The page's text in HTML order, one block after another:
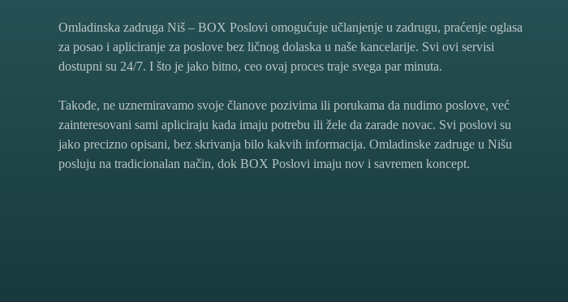
Omladinska zadruga Niš – BOX Poslovi omogućuje učlanjenje u zadrugu, praćenje oglasa
za posao i apliciranje za poslove bez ličnog dolaska u naše kancelarije. Svi ovi servisi
dostupni su 24/7. I što je jako bitno, ceo ovaj proces traje svega par minuta.
Takođe, ne uznemiravamo svoje članove pozivima ili porukama da nudimo poslove, već
zainteresovani sami apliciraju kada imaju potrebu ili žele da zarade novac. Svi poslovi su
jako precizno opisani, bez skrivanja bilo kakvih informacija. Omladinske zadruge u Nišu
posluju na tradicionalan način, dok BOX Poslovi imaju nov i savremen koncept.